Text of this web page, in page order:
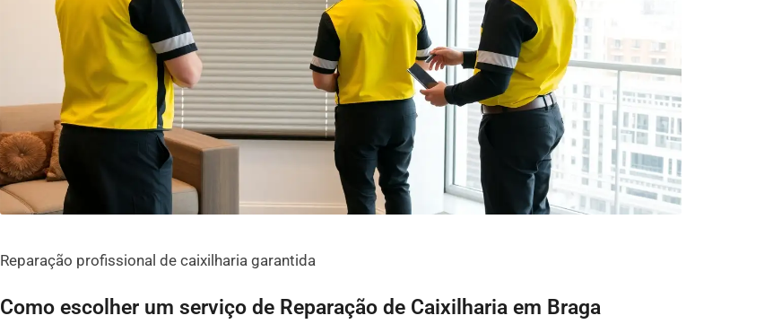
Reparação profissional de caixilharia garantida
Como escolher um serviço de Reparação de Caixilharia em Braga